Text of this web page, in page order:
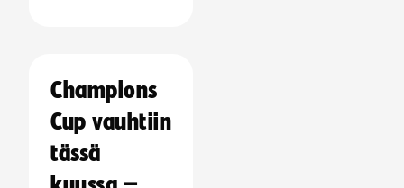
Champions
Cup vauhtiin
tässä